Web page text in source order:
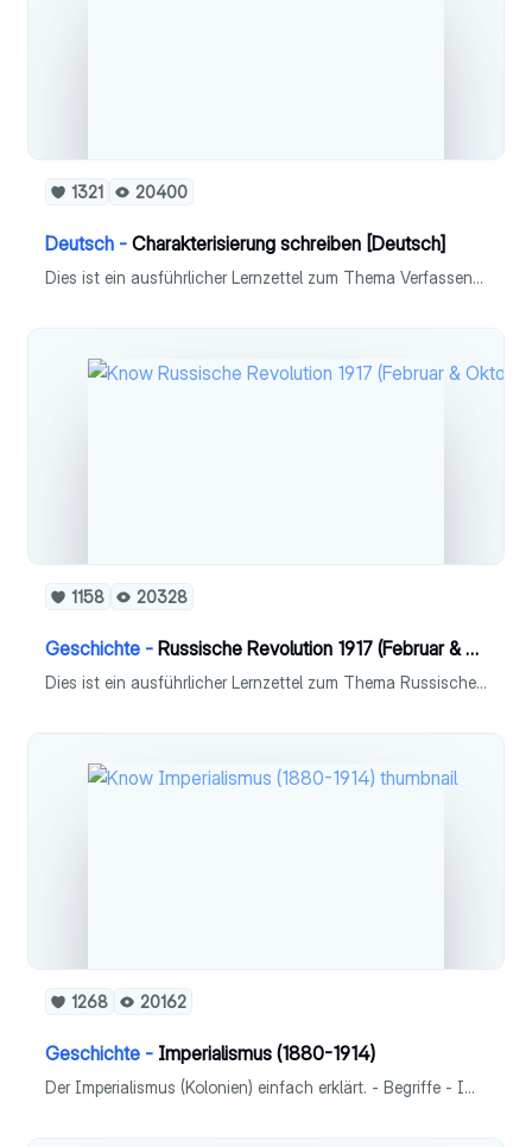
1321 20400
Deutsch - Charakterisierung schreiben [Deutsch]
Dies ist ein ausführlicher Lernzettel zum Thema Verfassen einer Charakterisierung in Fach Deutsch (Leistungskurs).
1158 20328
Geschichte - Russische Revolution 1917 (Februar & Oktober) & Russischer Bürgerkrieg
Dies ist ein ausführlicher Lernzettel zum Thema Russische Revolution 1719 (Februarrevolution & Oktoberrevolution) und Russischer Bürgerkrieg im Fach Geschichte (Leistungskurs).
1268 20162
Geschichte - Imperialismus (1880-1914)
Der Imperialismus (Kolonien) einfach erklärt. - Begriffe - Imperialismus - Rolle Deutschlands - Andere Länder Europas - Nama-Herero-Aufstand - Auswirkungen